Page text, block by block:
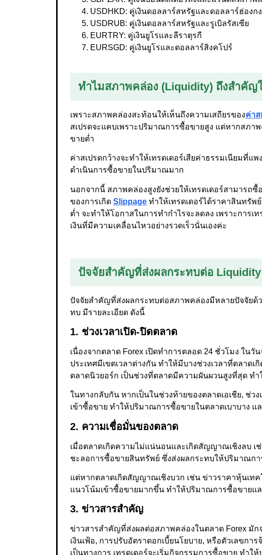
USDHKD: คู่เงินดอลลาร์สหรัฐและดอลลาร์ฮ่องกง
USDRUB: คู่เงินดอลลาร์สหรัฐและรูเบิลรัสเซีย
EURTRY: คู่เงินยูโรและลีราตุรกี
EURSGD: คู่เงินยูโรและดอลลาร์สิงคโปร์
ทำไมสภาพคล่อง (Liquidity) ถึงสำคัญ
เพราะสภาพคล่องสะท้อนให้เห็นถึงความเสถียรของค่าส
สเปรดจะแคบเพราะปริมาณการซื้อขายสูง แต่หากสภา
ขายต่ำ
ค่าสเปรดกว้างจะทำให้เทรดเดอร์เสียค่าธรรมเนียมที่
ดำเนินการซื้อขายในปริมาณมาก
นอกจากนี้ สภาพคล่องสูงยังช่วยให้เทรดเดอร์สามารถซื้
ของการเกิด Slippage ทำให้เทรดเดอร์ได้ราคาสินทรั
ต่ำ จะทำให้โอกาสในการทำกำไรจะลดลง เพราะการเ
เงินที่มีความเคลื่อนไหวอย่างรวดเร็วนั่นเองค่ะ
ปัจจัยสำคัญที่ส่งผลกระทบต่อ
ปัจจัยสำคัญที่ส่งผลกระทบต่อสภาพคล่องมีหลายปัจจัยด้
ทบ มีรายละเอียด ดังนี้
1. ช่วงเวลาเปิด-ปิดตลาด
เนื่องจากตลาด Forex เปิดทำการตลอด 24 ชั่วโมง ใน
ประเทศมีเขตเวลาต่างกัน ทำให้มีบางช่วงเวลาที่ตลาด
ตลาดนิวยอร์ก เป็นช่วงที่ตลาดมีความผันผวนสูงที่สุด ท
ในทางกลับกัน หากเป็นในช่วงท้ายของตลาดเอเชีย, ช่ว
เข้าซื้อขาย ทำให้ปริมาณการซื้อขายในตลาดเบาบาง แ
2. ความเชื่อมั่นของตลาด
เมื่อตลาดเกิดความไม่แน่นอนและเกิดสัญญาณเชิงลบ เ
ชะลอการซื้อขายสินทรัพย์ ซึ่งส่งผลกระทบให้ปริมาณก
แต่หากตลาดเกิดสัญญาณเชิงบวก เช่น ข่าวราคาหุ้นเทค
แนวโน้มเข้าซื้อขายมากขึ้น ทำให้ปริมาณการซื้อขายแ
3. ข่าวสารสำคัญ
ข่าวสารสำคัญที่ส่งผลต่อสภาพคล่องในตลาด Forex มัก
เงินเฟ้อ, การปรับอัตราดอกเบี้ยนโยบาย, หรือตัวเลขก
เป็นทางการ เทรดเดอร์จะเริ่มกิจกรรมการซื้อขาย ท